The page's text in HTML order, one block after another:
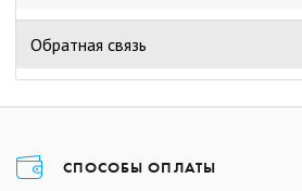
Обратная связь
СПОСОБЫ ОПЛАТЫ